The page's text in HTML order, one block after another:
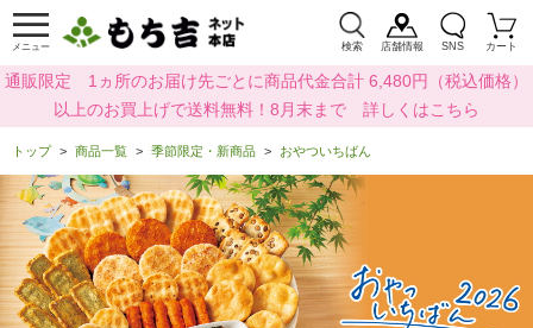
メニュー 検索 店舗情報 SNS カート
通販限定 1ヵ所のお届け先ごとに商品代金合計 6,480円（税込価格）
以上のお買上げで送料無料！8月末まで 詳しくはこちら
トップ 商品一覧 季節限定・新商品 おやついちばん